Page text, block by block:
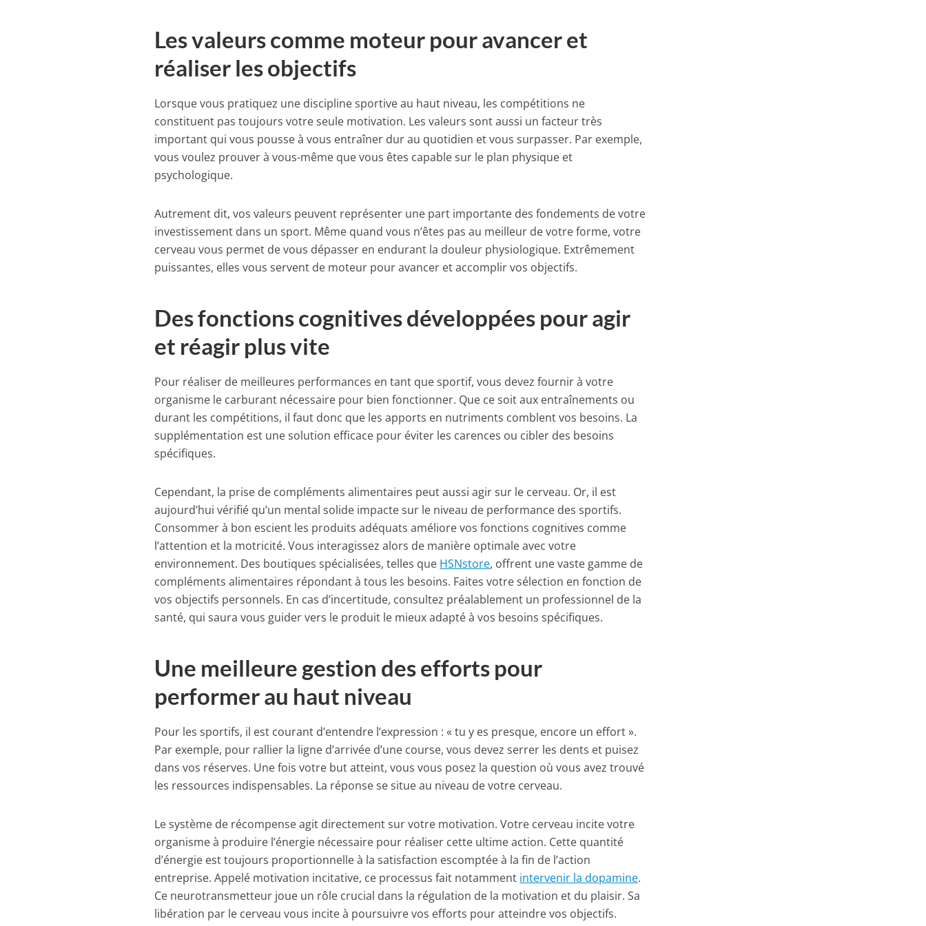
Les valeurs comme moteur pour avancer et
réaliser les objectifs
Lorsque vous pratiquez une discipline sportive au haut niveau, les compétitions ne
constituent pas toujours votre seule motivation. Les valeurs sont aussi un facteur très
important qui vous pousse à vous entraîner dur au quotidien et vous surpasser. Par exemple,
vous voulez prouver à vous-même que vous êtes capable sur le plan physique et
psychologique.
Autrement dit, vos valeurs peuvent représenter une part importante des fondements de votre
investissement dans un sport. Même quand vous n’êtes pas au meilleur de votre forme, votre
cerveau vous permet de vous dépasser en endurant la douleur physiologique. Extrêmement
puissantes, elles vous servent de moteur pour avancer et accomplir vos objectifs.
Des fonctions cognitives développées pour agir
et réagir plus vite
Pour réaliser de meilleures performances en tant que sportif, vous devez fournir à votre
organisme le carburant nécessaire pour bien fonctionner. Que ce soit aux entraînements ou
durant les compétitions, il faut donc que les apports en nutriments comblent vos besoins. La
supplémentation est une solution efficace pour éviter les carences ou cibler des besoins
spécifiques.
Cependant, la prise de compléments alimentaires peut aussi agir sur le cerveau. Or, il est
aujourd’hui vérifié qu’un mental solide impacte sur le niveau de performance des sportifs.
Consommer à bon escient les produits adéquats améliore vos fonctions cognitives comme
l’attention et la motricité. Vous interagissez alors de manière optimale avec votre
environnement. Des boutiques spécialisées, telles que HSNstore, offrent une vaste gamme de
compléments alimentaires répondant à tous les besoins. Faites votre sélection en fonction de
vos objectifs personnels. En cas d’incertitude, consultez préalablement un professionnel de la
santé, qui saura vous guider vers le produit le mieux adapté à vos besoins spécifiques.
Une meilleure gestion des efforts pour
performer au haut niveau
Pour les sportifs, il est courant d’entendre l’expression : « tu y es presque, encore un effort ».
Par exemple, pour rallier la ligne d’arrivée d’une course, vous devez serrer les dents et puisez
dans vos réserves. Une fois votre but atteint, vous vous posez la question où vous avez trouvé
les ressources indispensables. La réponse se situe au niveau de votre cerveau.
Le système de récompense agit directement sur votre motivation. Votre cerveau incite votre
organisme à produire l’énergie nécessaire pour réaliser cette ultime action. Cette quantité
d’énergie est toujours proportionnelle à la satisfaction escomptée à la fin de l’action
entreprise. Appelé motivation incitative, ce processus fait notamment intervenir la dopamine.
Ce neurotransmetteur joue un rôle crucial dans la régulation de la motivation et du plaisir. Sa
libération par le cerveau vous incite à poursuivre vos efforts pour atteindre vos objectifs.